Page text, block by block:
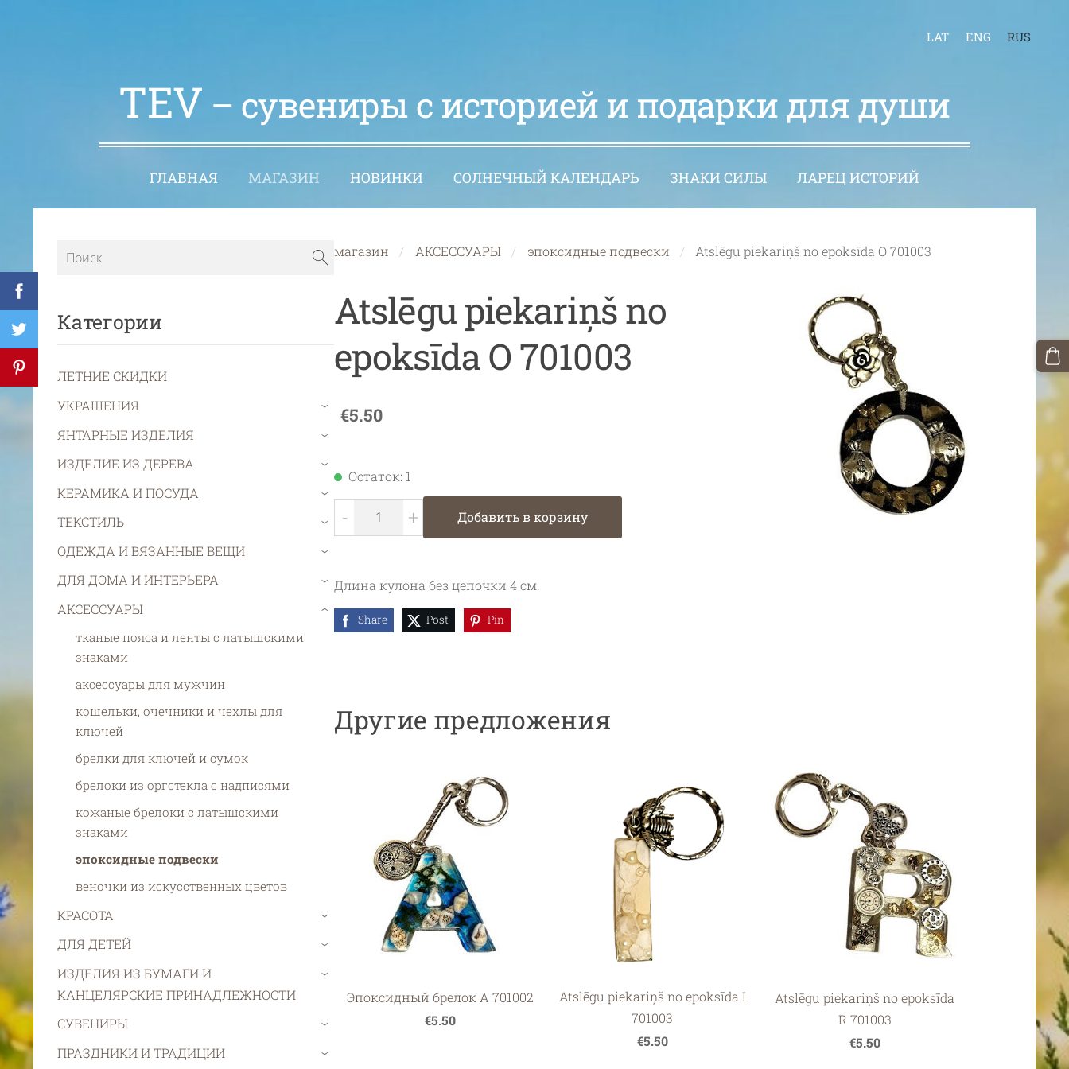
LAT ENG RUS
TEV – сувениры с историей и подарки для души
ГЛАВНАЯ МАГАЗИН НОВИНКИ СОЛНЕЧНЫЙ КАЛЕНДАРЬ ЗНАКИ СИЛЫ ЛАРЕЦ ИСТОРИЙ
Категории
ЛЕТНИЕ СКИДКИ
УКРАШЕНИЯ
›
ЯНТАРНЫЕ ИЗДЕЛИЯ ›
ИЗДЕЛИЕ ИЗ ДЕРЕВА ›
КЕРАМИКА И ПОСУДА ›
ТЕКСТИЛЬ ›
ОДЕЖДА И ВЯЗАННЫЕ ВЕЩИ ›
ДЛЯ ДОМА И ИНТЕРЬЕРА ›
АКСЕССУАРЫ
тканые пояса и ленты с латышскими
знаками
aксессуары для мужчин
кошельки, очечники и чехлы для
ключей
брелки для ключей и сумок
брелоки из оргстекла с надписями
кожаные брелоки с латышскими
знаками
эпоксидные подвески
веночки из искусственных цветов
›
КРАСОТА ›
ДЛЯ ДЕТЕЙ ›
ИЗДЕЛИЯ ИЗ БУМАГИ И
КАНЦЕЛЯРСКИЕ ПРИНАДЛЕЖНОСТИ
›
СУВЕНИРЫ ›
ПРАЗДНИКИ И ТРАДИЦИИ ›
магазин АКСЕССУАРЫ эпоксидные подвески Atslēgu piekariņš no epoksīda O 701003
Atslēgu piekariņš no
epoksīda O 701003
€5.50
Остаток: 1
- + Добавить в корзину
Длина кулона без цепочки 4 см.
Share Post Pin
Другие предложения
Эпоксидный брелок A 701002
€5.50
Atslēgu piekariņš no epoksīda I
701003
€5.50
Atslēgu piekariņš no epoksīda
R 701003
€5.50